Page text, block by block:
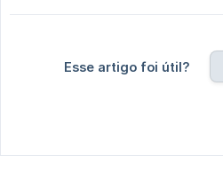
Esse artigo foi útil?